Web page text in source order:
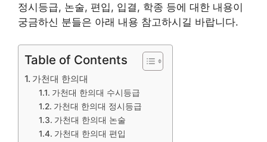
정시등급, 논술, 편입, 입결, 학종 등에 대한 내용이
궁금하신 분들은 아래 내용 참고하시길 바랍니다.
Table of Contents
가천대 한의대
가천대 한의대 수시등급
가천대 한의대 정시등급
가천대 한의대 논술
가천대 한의대 편입